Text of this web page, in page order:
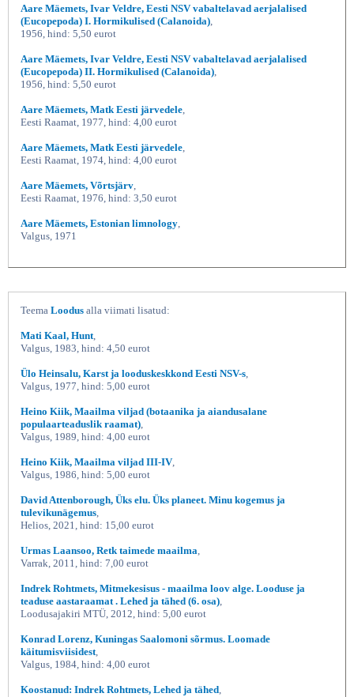
Aare Mäemets, Ivar Veldre, Eesti NSV vabaltelavad aerjalalised
(Eucopepoda) I. Hormikulised (Calanoida)
1956, hind: 5,50 eurot
Aare Mäemets, Ivar Veldre, Eesti NSV vabaltelavad aerjalalised
(Eucopepoda) II. Hormikulised (Calanoida)
1956, hind: 5,50 eurot
Aare Mäemets, Matk Eesti järvedele
Eesti Raamat, 1977, hind: 4,00 eurot
Aare Mäemets, Matk Eesti järvedele
Eesti Raamat, 1974, hind: 4,00 eurot
Aare Mäemets, Võrtsjärv
Eesti Raamat, 1976, hind: 3,50 eurot
Aare Mäemets, Estonian limnology
Valgus, 1971
Teema Loodus alla viimati lisatud:
Mati Kaal, Hunt
Valgus, 1983, hind: 4,50 eurot
Ülo Heinsalu, Karst ja looduskeskkond Eesti NSV-s
Valgus, 1977, hind: 5,00 eurot
Heino Kiik, Maailma viljad (botaanika ja aiandusalane
populaarteaduslik raamat)
Valgus, 1989, hind: 4,00 eurot
Heino Kiik, Maailma viljad III-IV,
Valgus, 1986, hind: 5,00 eurot
David Attenborough, Üks elu. Üks planeet. Minu kogemus ja
tulevikunägemus
Helios, 2021, hind: 15,00 eurot
Urmas Laansoo, Retk taimede maailma
Varrak, 2011, hind: 7,00 eurot
Indrek Rohtmets, Mitmekesisus - maailma loov alge. Looduse ja
teaduse aastaraamat . Lehed ja tähed (6. osa)
Loodusajakiri MTÜ, 2012, hind: 5,00 eurot
Konrad Lorenz, Kuningas Saalomoni sõrmus. Loomade
käitumisviisidest
Valgus, 1984, hind: 4,00 eurot
Koostanud: Indrek Rohtmets, Lehed ja tähed